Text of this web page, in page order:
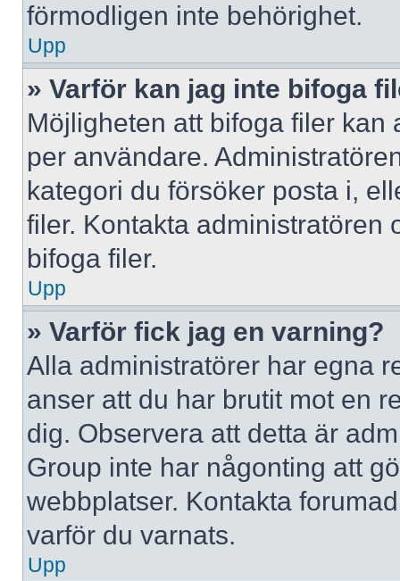
förmodligen inte behörighet.
Upp
» Varför kan jag inte bifoga
Möjligheten att bifoga filer
per användare.
kategori du försöker posta i,
filer. Kontakta administratören
bifoga filer.
Upp
» Varför fick jag en varning?
Alla administratörer har egna
anser att du har brutit mot en
dig. Observera att detta är
Group inte har någonting att
webbplatser. Kontakta
varför du varnats.
Upp